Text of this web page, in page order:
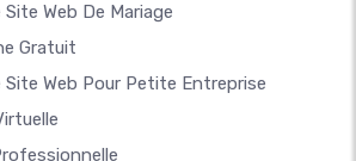
Web De Mariage
Gratuit
Web Pour Petite Entreprise